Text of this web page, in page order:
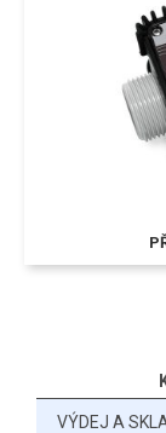
VÝDEJ A